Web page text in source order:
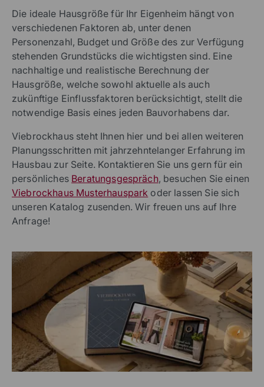
Die ideale Hausgröße für Ihr Eigenheim hängt von
verschiedenen Faktoren ab, unter denen
Personenzahl, Budget und Größe des zur Verfügung
stehenden Grundstücks die wichtigsten sind. Eine
nachhaltige und realistische Berechnung der
Hausgröße, welche sowohl aktuelle als auch
zukünftige Einflussfaktoren berücksichtigt, stellt die
notwendige Basis eines jeden Bauvorhabens dar.
Viebrockhaus steht Ihnen hier und bei allen weiteren
Planungsschritten mit jahrzehntelanger Erfahrung im
Hausbau zur Seite. Kontaktieren Sie uns gern für ein
persönliches Beratungsgespräch, besuchen Sie einen
Viebrockhaus Musterhauspark oder lassen Sie sich
unseren Katalog zusenden. Wir freuen uns auf Ihre
Anfrage!